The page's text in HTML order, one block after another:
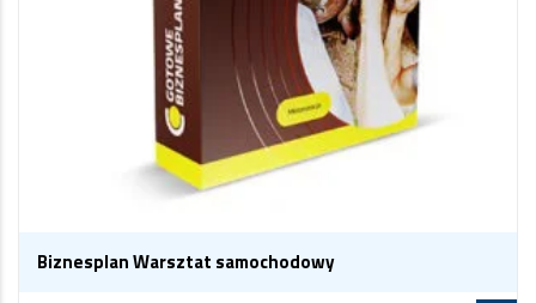
Biznesplan Warsztat samochodowy